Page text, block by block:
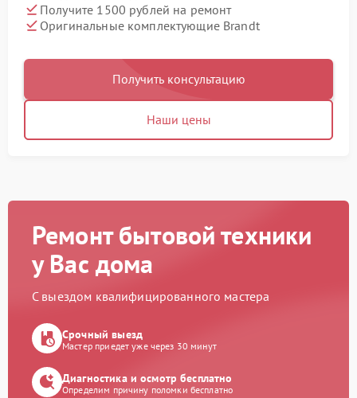
Получите 1500 рублей на ремонт
Оригинальные комплектующие Brandt
Получить консультацию
Наши цены
Ремонт бытовой техники
у Вас дома
С выездом квалифицированного мастера
Срочный выезд
Мастер приедет уже через 30 минут
Диагностика и осмотр бесплатно
Определим причину поломки бесплатно